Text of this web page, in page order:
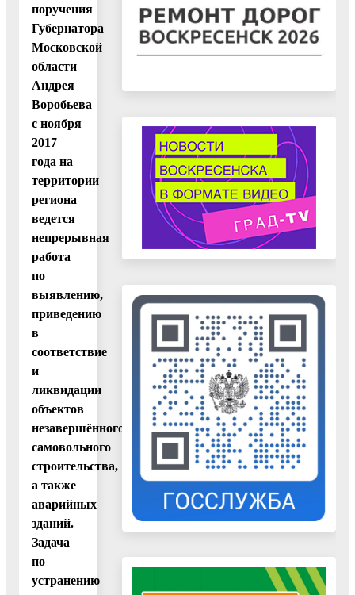
поручения
Губернатора
Московской
области
Андрея
Воробьева
с ноября
2017
года на
территории
региона
ведется
непрерывная
работа
по
выявлению,
приведению
в
соответствие
и
ликвидации
объектов
незавершённого,
самовольного
строительства,
а также
аварийных
зданий.
Задача
по
устранению